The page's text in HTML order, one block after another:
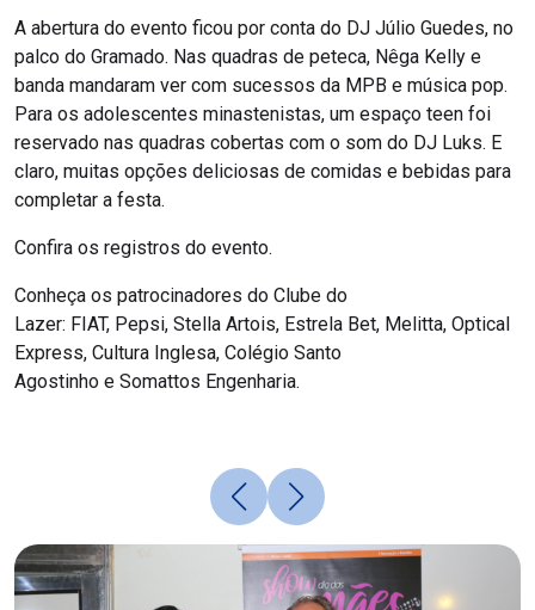
A abertura do evento ficou por conta do DJ Júlio Guedes, no
palco do Gramado. Nas quadras de peteca, Nêga Kelly e
banda mandaram ver com sucessos da MPB e música pop.
Para os adolescentes minastenistas, um espaço teen foi
reservado nas quadras cobertas com o som do DJ Luks. E
claro, muitas opções deliciosas de comidas e bebidas para
completar a festa.
Confira os registros do evento.
Conheça os patrocinadores do Clube do
Lazer: FIAT, Pepsi, Stella Artois, Estrela Bet, Melitta, Optical
Express, Cultura Inglesa, Colégio Santo
Agostinho e Somattos Engenharia.